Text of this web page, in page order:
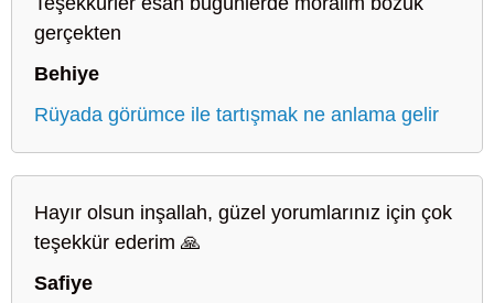
gerçekten
Behiye
Rüyada görümce ile tartışmak ne anlama gelir
Hayır olsun inşallah, güzel yorumlarınız için çok
teşekkür ederim 🙏
Safiye